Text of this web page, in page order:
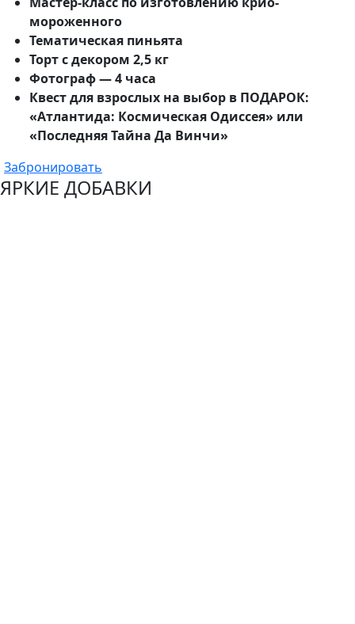
мороженного
Тематическая пиньята
Торт с декором 2,5 кг
Фотограф — 4 часа
Квест для взрослых на выбор в ПОДАРОК:
«Атлантида: Космическая Одиссея» или
«Последняя Тайна Да Винчи»
Забронировать
ЯРКИЕ ДОБАВКИ